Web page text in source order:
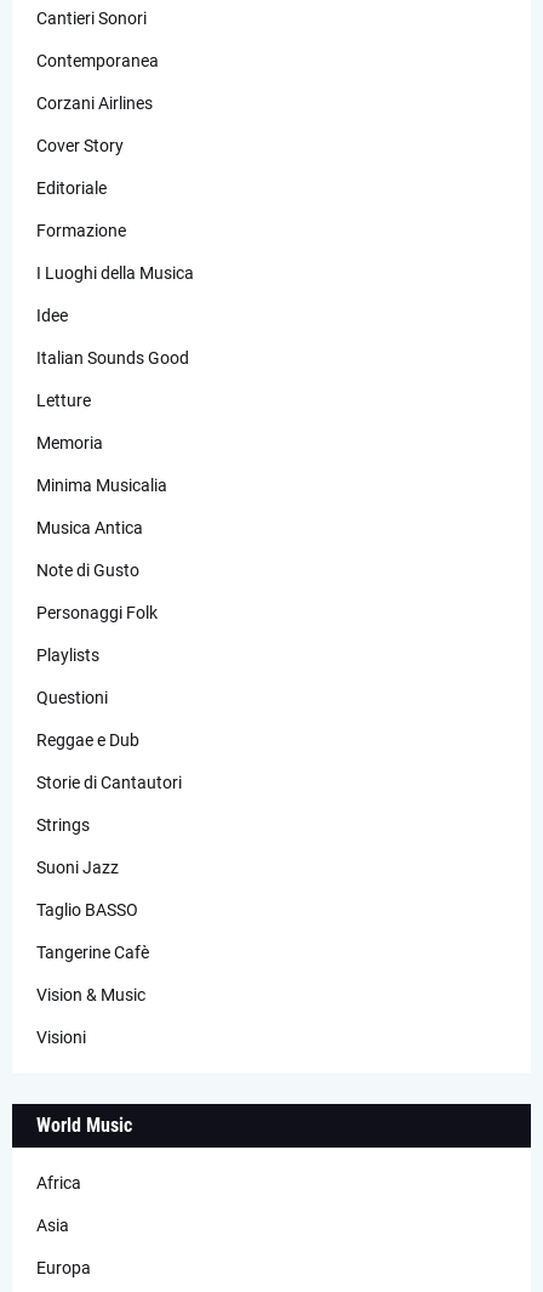
Cantieri Sonori
Contemporanea
Corzani Airlines
Cover Story
Editoriale
Formazione
I Luoghi della Musica
Idee
Italian Sounds Good
Letture
Memoria
Minima Musicalia
Musica Antica
Note di Gusto
Personaggi Folk
Playlists
Questioni
Reggae e Dub
Storie di Cantautori
Strings
Suoni Jazz
Taglio BASSO
Tangerine Cafè
Vision & Music
Visioni
World Music
Africa
Asia
Europa